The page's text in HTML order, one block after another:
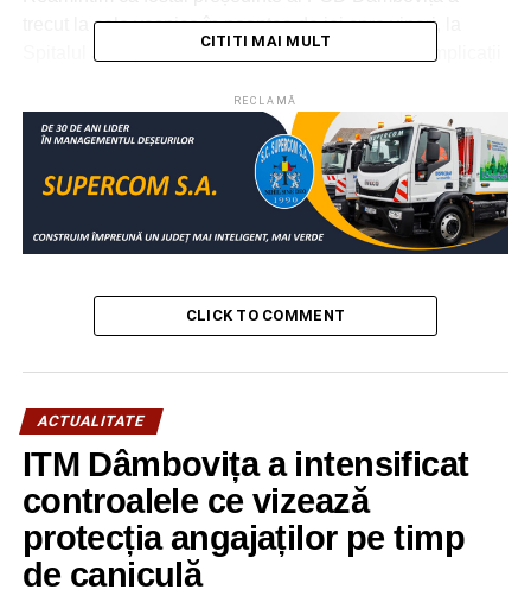
trecut la cele veșnice în noaptea de joi spre vineri, la
Spitalul Județean din Constanța, în urma unor complicații
RECLAMA
CITITI MAI MULT
RECLAMĂ
CLICK TO COMMENT
ACTUALITATE
ITM Dâmbovița a intensificat
controalele ce vizează
protecția angajaților pe timp
de caniculă